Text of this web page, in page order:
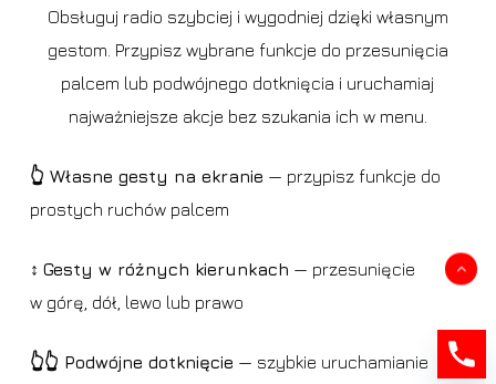
Kwota: 0,00zł
Obsługuj radio szybciej i wygodniej dzięki własnym
gestom. Przypisz wybrane funkcje do przesunięcia
palcem lub podwójnego dotknięcia i uruchamiaj
najważniejsze akcje bez szukania ich w menu.
👆 Własne gesty na ekranie — przypisz funkcje do
prostych ruchów palcem
↕️ Gesty w różnych kierunkach — przesunięcie
w górę, dół, lewo lub prawo
👆👆 Podwójne dotknięcie — szybkie uruchamianie